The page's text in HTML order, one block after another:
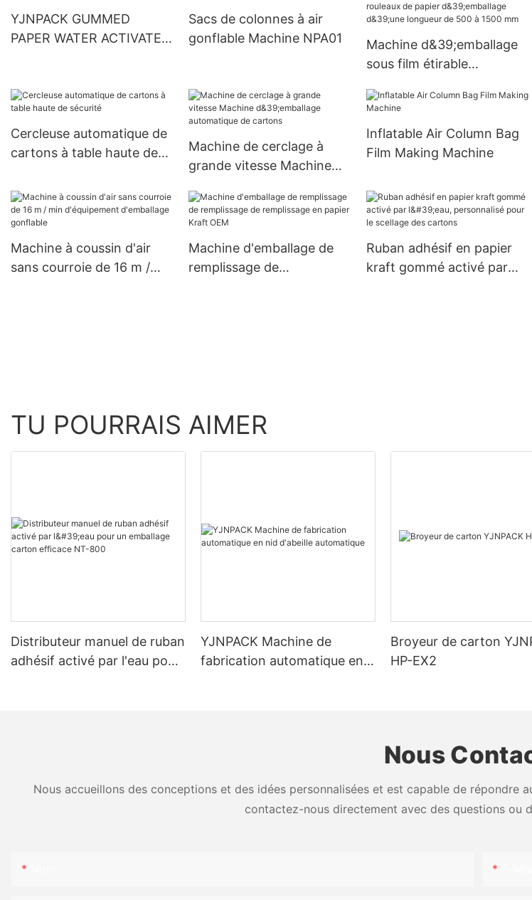
YJNPACK GUMMED
PAPER WATER ACTIVATED
Sacs de colonnes à air
gonflable Machine NPA01
Machine d&39;emballage
sous film étirable
pour rouleaux de papier
longueur de 500 à 1500
mm
Cercleuse automatique de
cartons à table haute de
Machine de cerclage à
grande vitesse Machine
automatique de cartons
Inflatable Air Column Bag
Film Making Machine
Machine à coussin d'air
sans courroie de 16 m /
Machine d'emballage de
remplissage de
Ruban adhésif en papier
kraft gommé activé par
TU POURRAIS AIMER
Distributeur manuel de ruban
adhésif activé par l'eau pour
YJNPACK Machine de
fabrication automatique en
Broyeur de carton
HP-EX2
Nous
Nous accueillons des conceptions et des idées personnalisées et est capable de répondre
contactez-nous directement avec des questions ou